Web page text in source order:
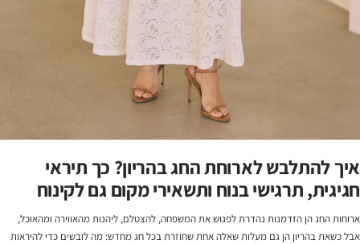
איך להתלבש לארוחת החג בהריון? כך תיראי
חגיגית, תרגישי בנוח ותשאירי מקום גם לקינוח
ארוחות החג הן הזדמנות נהדרת לפגוש את המשפחה, להצטלם, ליהנות מהאווירה ומהאוכל,
אבל כשאת בהריון הן גם מעלות שאלה אחת שחוזרת בכל חג מחדש: מה לובשים כדי להיראות